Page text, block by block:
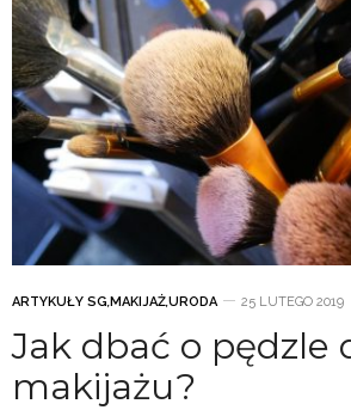
ARTYKUŁY SG,MAKIJAŻ,URODA 25 LUTEGO 2019
Jak dbać o pędzle
makijażu?